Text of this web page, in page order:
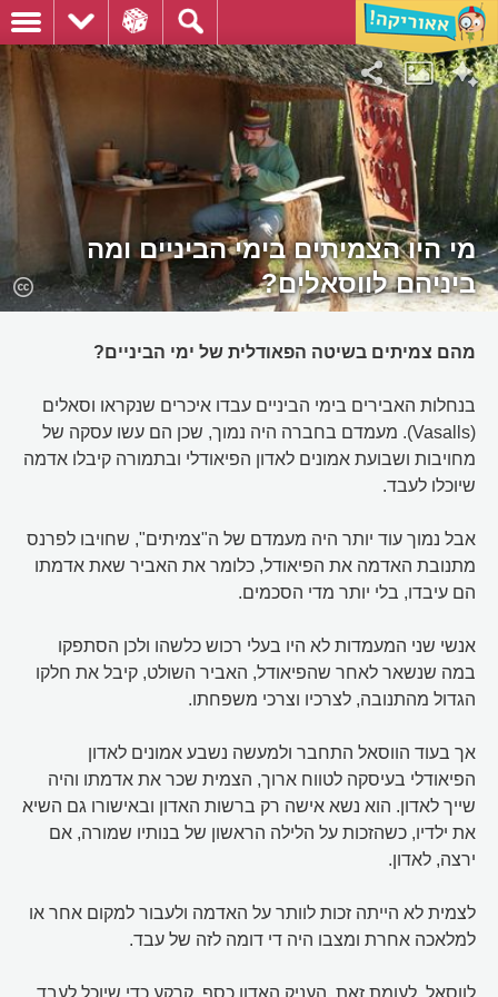
מי היו הצמיתים בימי הביניים ומה
ביניהם לווסאלים?
מהם צמיתים בשיטה הפאודלית של ימי הביניים?
בנחלות האבירים בימי הביניים עבדו איכרים שנקראו וסאלים
(Vasalls). מעמדם בחברה היה נמוך, שכן הם עשו עסקה של
מחויבות ושבועת אמונים לאדון הפיאודלי ובתמורה קיבלו אדמה
שיוכלו לעבד.
אבל נמוך עוד יותר היה מעמדם של ה"צמיתים", שחויבו לפרנס
מתנובת האדמה את הפיאודל, כלומר את האביר שאת אדמתו
הם עיבדו, בלי יותר מדי הסכמים.
אנשי שני המעמדות לא היו בעלי רכוש כלשהו ולכן הסתפקו
במה שנשאר לאחר שהפיאודל, האביר השולט, קיבל את חלקו
הגדול מהתנובה, לצרכיו וצרכי משפחתו.
אך בעוד הווסאל התחבר ולמעשה נשבע אמונים לאדון
הפיאודלי בעיסקה לטווח ארוך, הצמית שכר את אדמתו והיה
שייך לאדון. הוא נשא אישה רק ברשות האדון ובאישורו גם השיא
את ילדיו, כשהזכות על הלילה הראשון של בנותיו שמורה, אם
ירצה, לאדון.
לצמית לא הייתה זכות לוותר על האדמה ולעבור למקום אחר או
למלאכה אחרת ומצבו היה די דומה לזה של עבד.
לווסאל, לעומת זאת, העניק האדון כסף, קרקע כדי שיוכל לעבד